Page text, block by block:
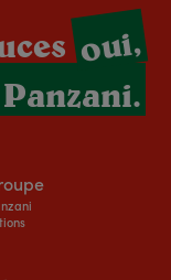
oui,
Panzani.